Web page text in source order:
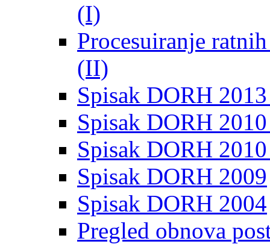
(I)
Procesuiranje
(II)
Spisak DORH
Spisak DORH
Spisak DORH
Spisak DORH 2009
Spisak DORH 2004
Pregled obnova